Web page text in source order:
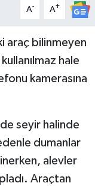
A- A+
araç bilinmeyen
hale
kamerasına
seyir halinde
dumanlar
alevler
Araçtan